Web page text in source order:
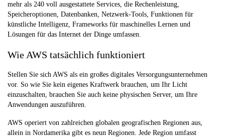
mehr als 240 voll ausgestattete Services, die Rechenleistung,
Speicheroptionen, Datenbanken, Netzwerk-Tools, Funktionen für
künstliche Intelligenz, Frameworks für maschinelles Lernen und
Lösungen für das Internet der Dinge umfassen.
Wie AWS tatsächlich funktioniert
Stellen Sie sich AWS als ein großes digitales Versorgungsunternehmen
vor. So wie Sie kein eigenes Kraftwerk brauchen, um Ihr Licht
einzuschalten, brauchen Sie auch keine physischen Server, um Ihre
Anwendungen auszuführen.
AWS operiert von zahlreichen globalen geografischen Regionen aus,
allein in Nordamerika gibt es neun Regionen. Jede Region umfasst